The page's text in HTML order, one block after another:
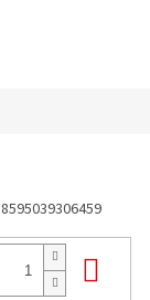
8595039306459